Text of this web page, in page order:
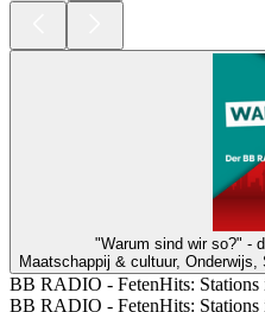
"Warum sind wir so?" -
Maatschappij & cultuur,
BB RADIO - FetenHits: Stations
BB RADIO - FetenHits: Stations